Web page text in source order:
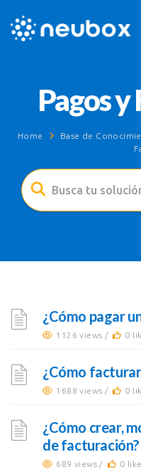
Pagos
Home Base de
¿Cómo pagar
1126 views / 0
¿Cómo
1688 views / 0
¿Cómo crear,
de facturación?
689 views / 0